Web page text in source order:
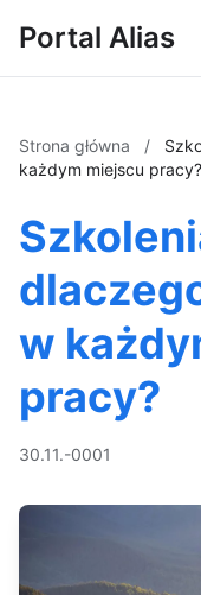
Portal Alias
Strona główna /
każdym miejscu pracy?
w
pracy?
30.11.-0001